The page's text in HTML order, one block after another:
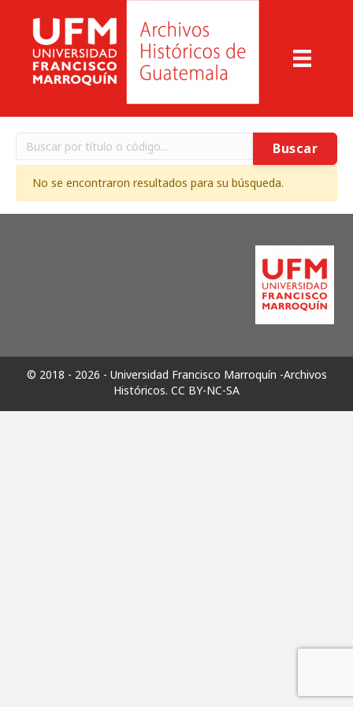
Buscar
No se encontraron resultados para su búsqueda.
© 2018 - 2026 - Universidad Francisco Marroquín -Archivos
Históricos. CC BY-NC-SA